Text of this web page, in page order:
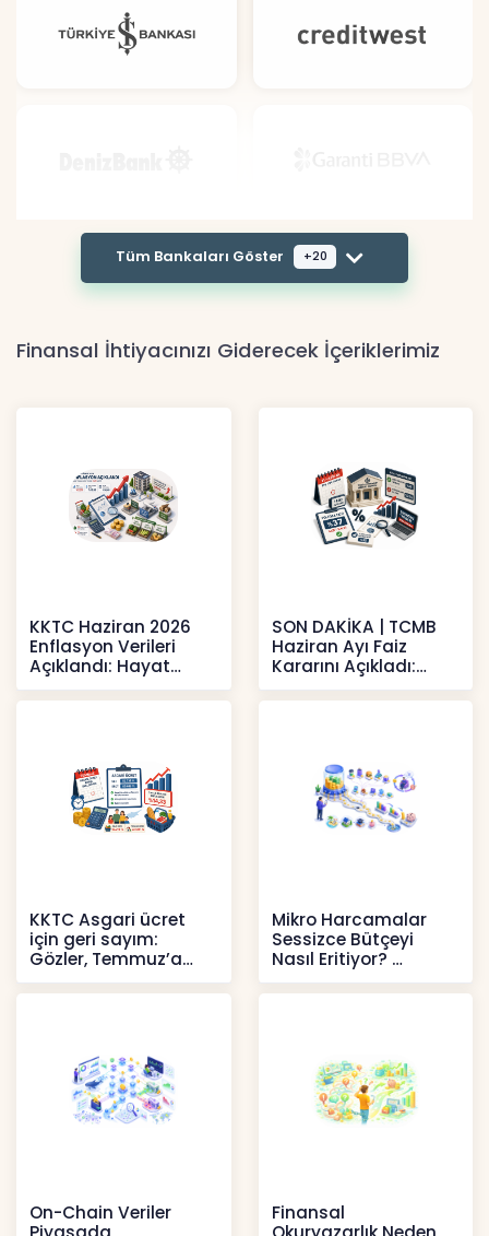
Tüm Bankaları Göster +20
Finansal İhtiyacınızı Giderecek İçeriklerimiz
KKTC Haziran 2026
Enflasyon Verileri
Açıklandı: Hayat
Pahalılığı Yükselişini
Sür
SON DAKİKA | TCMB
Haziran Ayı Faiz
Kararını Açıkladı:
Politika Faizi Yüzde
37’de
KKTC Asgari ücret
için geri sayım:
Gözler, Temmuz’a
yansıması beklenen
artışta
Mikro Harcamalar
Sessizce Bütçeyi
Nasıl Eritiyor?
İçerikler
On-Chain Veriler
Finansal